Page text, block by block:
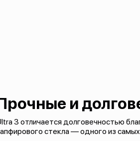
и
3 отличается долговечностью
стекла — одного из